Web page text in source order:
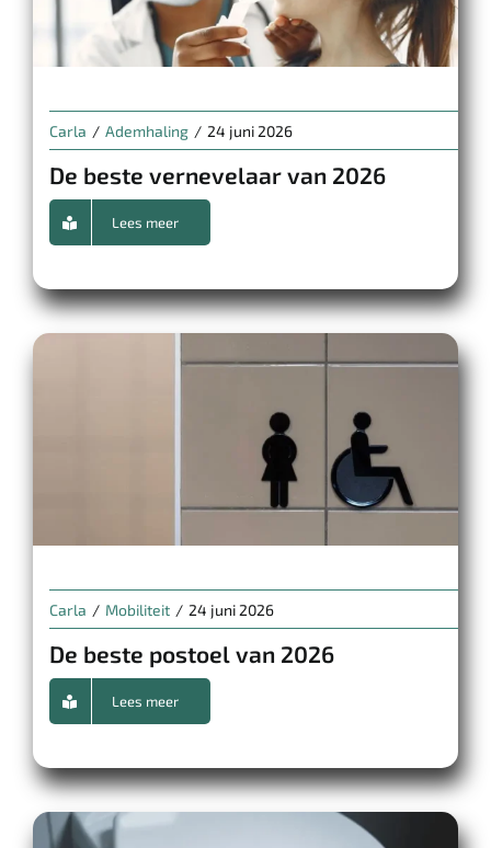
Carla / Ademhaling / 24 juni 2026
De beste vernevelaar van 2026
Lees meer
Carla / Mobiliteit / 24 juni 2026
De beste postoel van 2026
Lees meer